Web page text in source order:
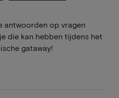
antwoorden op vragen
die kan hebben tijdens het
gataway!